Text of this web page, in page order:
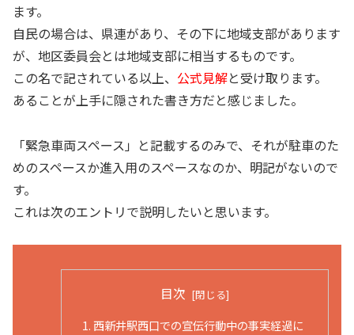
ます。
自民の場合は、県連があり、その下に地域支部があります
が、地区委員会とは地域支部に相当するものです。
この名で記されている以上、 公式見解と受け取ります。
あることが上手に隠された書き方だと感じました。
「緊急車両スペース」と記載するのみで、それが駐車のた
めのスペースか進入用のスペースなのか、明記がないので
す。
これは次のエントリで説明したいと思います。
目次
西新井駅西口での宣伝行動中の事実経過に